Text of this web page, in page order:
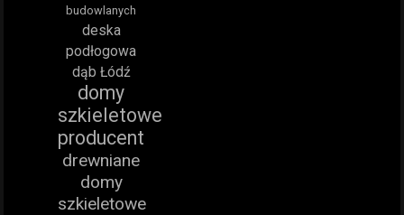
budowlanych
deska
podłogowa
dąb Łódź
domy
szkieletowe
producent
drewniane
domy
szkieletowe